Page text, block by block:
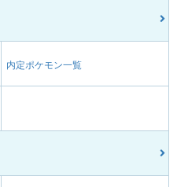
内定ポケモン一覧